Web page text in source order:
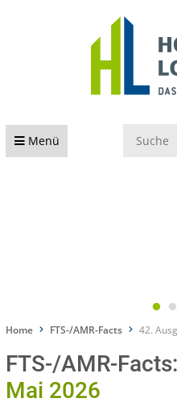
Menü
Home FTS-/AMR-Facts 42.
FTS-/AMR-
Mai 2026